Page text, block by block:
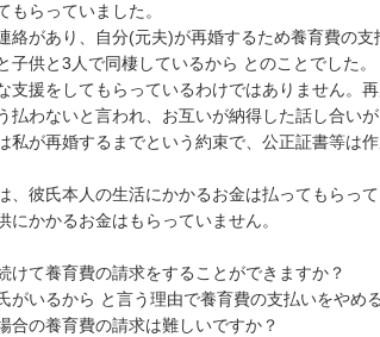
もらっていました。
絡があり、自分(元夫)が再婚するため養育費の
子供と3人で同棲しているから とのことでした
支援をしてもらっているわけではありません。
払わないと言われ、お互いが納得した話し合い
私が再婚するまでという約束で、公正証書等は
、彼氏本人の生活にかかるお金は払ってもらっ
にかかるお金はもらっていません。
けて養育費の請求をすることができますか？
がいるから と言う理由で養育費の支払いをやめ
合の養育費の請求は難しいですか？